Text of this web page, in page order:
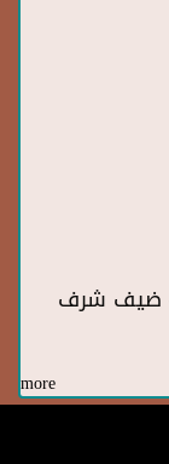
- ضيف شرف
more